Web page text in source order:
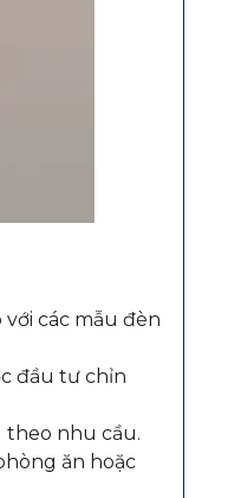
các mẫu đèn
đầu tư chỉn
theo nhu cầu.
ăn hoặc